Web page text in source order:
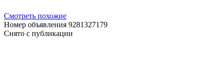
Смотреть похожие
Номер объявления 9281327179
Снято с публикации